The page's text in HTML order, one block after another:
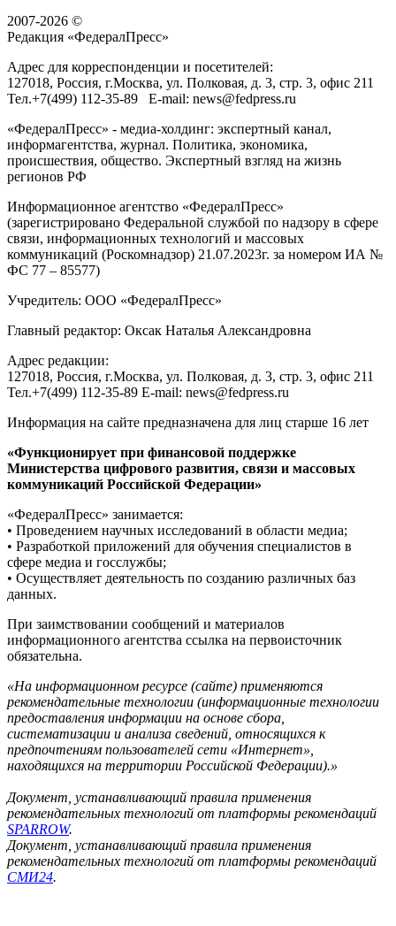
2007-2026 ©
Редакция «ФедералПресс»
Адрес для корреспонденции и посетителей:
127018, Россия, г.Москва, ул. Полковая, д. 3, стр. 3, офис 211
Тел.+7(499) 112-35-89 E-mail: news@fedpress.ru
«ФедералПресс» - медиа-холдинг: экспертный канал,
информагентства, журнал. Политика, экономика,
происшествия, общество. Экспертный взгляд на жизнь
регионов РФ
Информационное агентство «ФедералПресс»
(зарегистрировано Федеральной службой по надзору в сфере
связи, информационных технологий и массовых
коммуникаций (Роскомнадзор) 21.07.2023г. за номером ИА №
ФС 77 – 85577)
Учредитель: ООО «ФедералПресс»
Главный редактор: Оксак Наталья Александровна
Адрес редакции:
127018, Россия, г.Москва, ул. Полковая, д. 3, стр. 3, офис 211
Тел.+7(499) 112-35-89 E-mail: news@fedpress.ru
Информация на сайте предназначена для лиц старше 16 лет
«Функционирует при финансовой поддержке
Министерства цифрового развития, связи и массовых
коммуникаций Российской Федерации»
«ФедералПресс» занимается:
• Проведением научных исследований в области медиа;
• Разработкой приложений для обучения специалистов в
сфере медиа и госслужбы;
• Осуществляет деятельность по созданию различных баз
данных.
При заимствовании сообщений и материалов
информационного агентства ссылка на первоисточник
обязательна.
«На информационном ресурсе (сайте) применяются
рекомендательные технологии (информационные технологии
предоставления информации на основе сбора,
систематизации и анализа сведений, относящихся к
предпочтениям пользователей сети «Интернет»,
находящихся на территории Российской Федерации).»
Документ, устанавливающий правила применения
рекомендательных технологий от платформы рекомендаций
SPARROW.
Документ, устанавливающий правила применения
рекомендательных технологий от платформы рекомендаций
СМИ24.